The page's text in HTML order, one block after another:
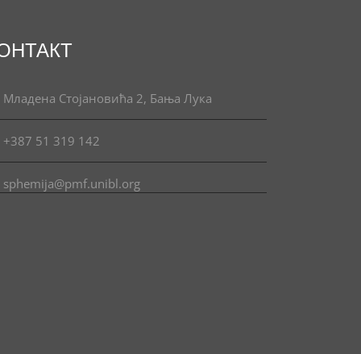
Младена Стојановића 2, Бања Лука
+387 51 319 142
sphemija@pmf.unibl.org